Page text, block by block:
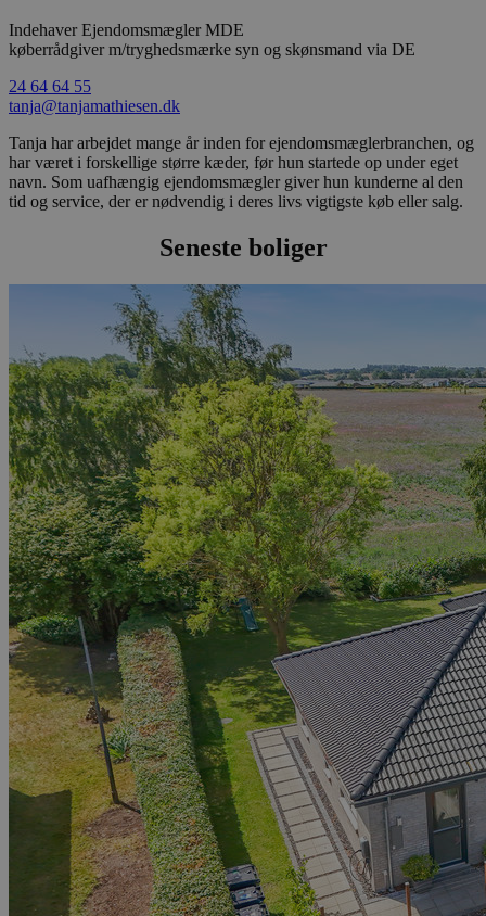
Indehaver Ejendomsmægler MDE
køberrådgiver m/tryghedsmærke syn og skønsmand via DE
24 64 64 55
tanja@tanjamathiesen.dk
Tanja har arbejdet mange år inden for ejendomsmæglerbranchen, og
har været i forskellige større kæder, før hun startede op under eget
navn. Som uafhængig ejendomsmægler giver hun kunderne al den
tid og service, der er nødvendig i deres livs vigtigste køb eller salg.
Seneste boliger